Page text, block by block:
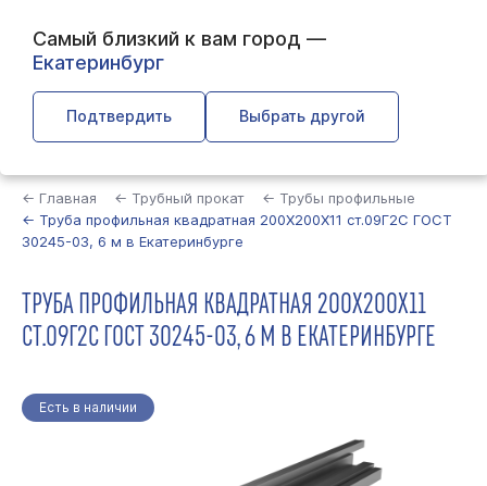
Самый близкий к вам город —
Екатеринбург
Подтвердить Выбрать другой
← Главная ← Трубный прокат
← Трубы профильные
← Труба профильная квадратная 200Х200Х11 ст.09Г2С ГОСТ
30245-03, 6 м в Екатеринбурге
ТРУБА ПРОФИЛЬНАЯ КВАДРАТНАЯ 200Х200Х11
СТ.09Г2С ГОСТ 30245-03, 6 М В ЕКАТЕРИНБУРГЕ
Есть в наличии